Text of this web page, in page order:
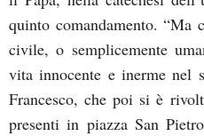
quinto comandamento. “Ma
civile, o semplicemente
vita innocente e inerme nel
Francesco, che poi si è
presenti in piazza San